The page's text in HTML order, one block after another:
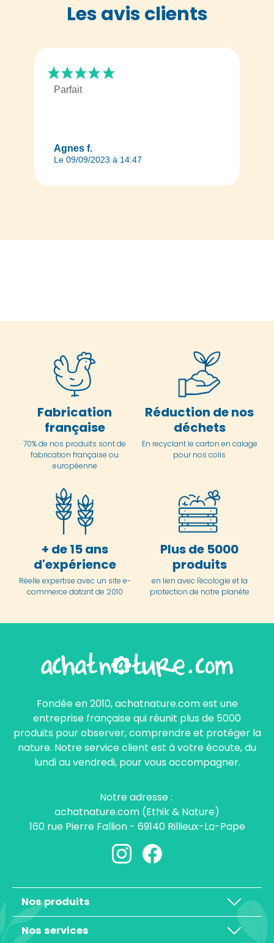
Les avis clients
Agnes f.
Le 09/09/2023 à 14:47
Parfait
Fabrication
française
70% de nos produits sont de
fabrication française ou
européenne
Réduction de nos
déchets
En recyclant le carton en calage
pour nos colis
+ de 15 ans
d'expérience
Réelle expertise avec un site e-
commerce datant de 2010
Plus de 5000
produits
en lien avec l'écologie et la
protection de notre planète
Fondée en 2010, achatnature.com est une
entreprise française qui réunit plus de 5000
produits pour observer, comprendre et protéger la
nature. Notre service client est à votre écoute, du
lundi au vendredi, pour vous accompagner.
Notre adresse :
achatnature.com (Ethik & Nature)
160 rue Pierre Fallion - 69140 Rillieux-La-Pape
Nos produits
Nos services